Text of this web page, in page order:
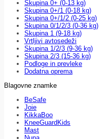
Skupina 0+ (0-13 kg)
Skupina 0+/1 (0-18 kg)
Skupina 0+/1/2 (0-25 kg)
Skupina 0/1/2/3 (0-36 kg)
Skupina 1 (9-18 kg)
Vrtljivi avtosedeži
Skupina 1/2/3 (9-36 kg)
Skupina 2/3 (15-36 kg)
Podloge in prevleke
Dodatna oprema
Blagovne znamke
BeSafe
Joie
KikkaBoo
KneeGuardKids
Mast